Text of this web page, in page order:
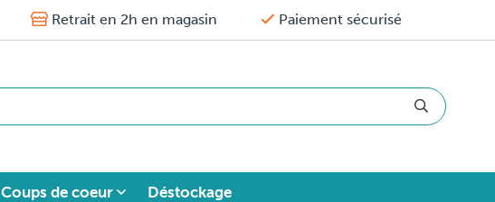
Retrait en 2h en magasin Paiement sécurisé
Coups de coeur Déstockage